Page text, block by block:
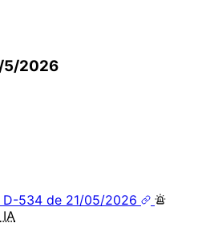
5/2026
D-534 de 21/05/2026
IA